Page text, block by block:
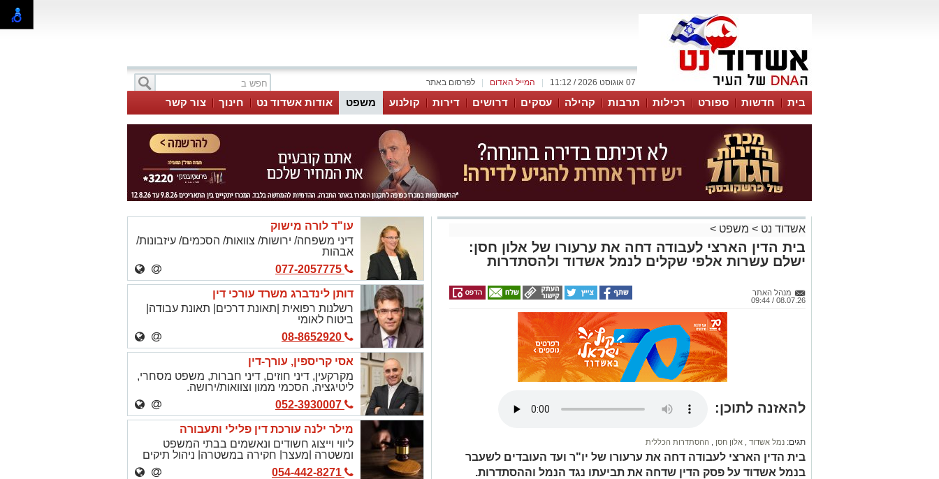
לפרסום באתר המייל האדום 07 אוגוסט 2026 / 11:12
בית חדשות ספורט רכילות תרבות קהילה עסקים דרושים דירות קולנוע משפט אודות אשדוד נט חינוך צור קשר
אשדוד נט > משפט >
בית הדין הארצי לעבודה דחה את ערעורו של אלון חסן:
ישלם עשרות אלפי שקלים לנמל אשדוד ולהסתדרות
מנהל האתר
08.07.26 / 09:44
להאזנה לתוכן:
תגים: נמל אשדוד אלון חסן ההסתדרות הכללית
בית הדין הארצי לעבודה דחה את ערעורו של יו"ר ועד העובדים לשעבר
בנמל אשדוד על פסק הדין שדחה את תביעתו נגד הנמל וההסתדרות.
עו"ד לורה מישוק
דיני משפחה/ ירושות/ צוואות/ הסכמים/ עיזבונות/
אבהות
דותן לינדברג משרד עורכי דין
רשלנות רפואית |תאונת דרכים| תאונת עבודה|
ביטוח לאומי
אסי קריספין, עורך-דין
מקרקעין, דיני חוזים, דיני חברות, משפט מסחרי,
ליטיגציה, הסכמי ממון וצוואות/ירושה.
מילר ילנה עורכת דין פלילי ותעבורה
ליווי וייצוג חשודים ונאשמים בבתי המשפט
ומשטרה |מעצר| חקירה במשטרה| ניהול תיקים
פליליים